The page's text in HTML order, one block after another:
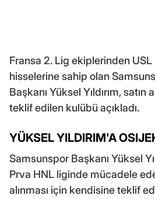
Fransa 2. Lig ekiplerinden
hisselerine sahip olan
Başkanı Yüksel Yıldırım,
teklif edilen kulübü açıkladı.
YÜKSEL YILDIRIM'A
Samsunspor Başkanı Yüksel
Prva HNL liginde mücadele
alınması için kendisine teklif